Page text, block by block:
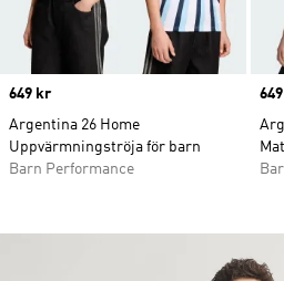
Price
649 kr
Argentina 26 Home
Uppvärmningströja för barn
Barn Performance